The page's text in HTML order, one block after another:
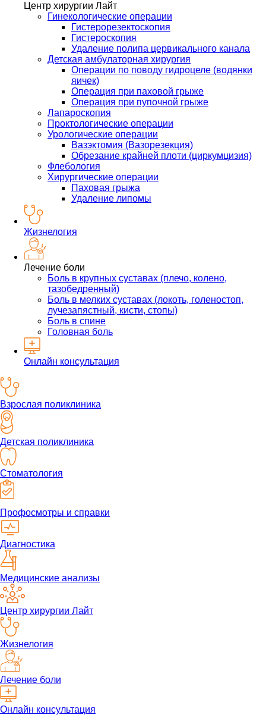
Центр хирургии Лайт
Гинекологические операции
Гистерорезектоскопия
Гистероскопия
Удаление полипа цервикального канала
Детская амбулаторная хирургия
Операции по поводу гидроцеле (водянки
яичек)
Операция при паховой грыже
Операция при пупочной грыже
Лапароскопия
Проктологические операции
Урологические операции
Вазэктомия (Вазорезекция)
Обрезание крайней плоти (циркумцизия)
Флебология
Хирургические операции
Паховая грыжа
Удаление липомы
Жизнелогия
Лечение боли
Боль в крупных суставах (плечо, колено,
тазобедренный)
Боль в мелких суставах (локоть, голеностоп,
лучезапястный, кисти, стопы)
Боль в спине
Головная боль
Онлайн консультация
Взрослая поликлиника
Детская поликлиника
Стоматология
Профосмотры и справки
Диагностика
Медицинские анализы
Центр хирургии Лайт
Жизнелогия
Лечение боли
Онлайн консультация